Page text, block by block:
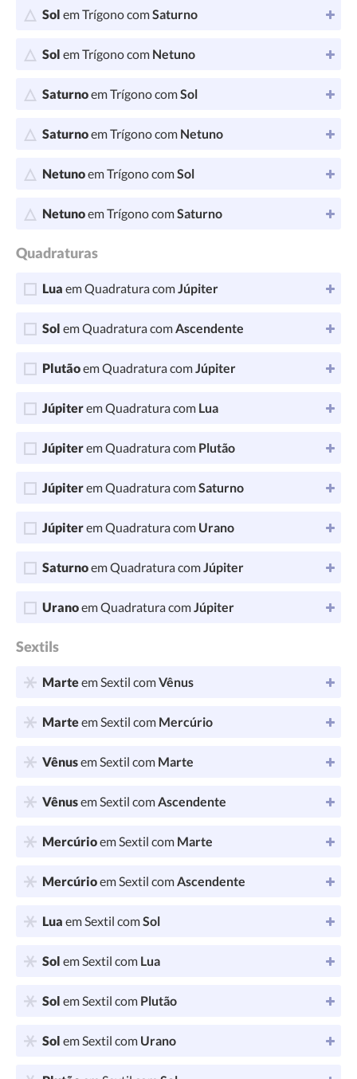
Sol em Trígono comSaturno
Sol em Trígono com Netuno
Saturnoem Trígono comSol
Saturnoem Trígono com Netuno
Netunoem Trígono comSol
Netunoem Trígono comSaturno
Quadraturas
Lua em Quadratura comJúpiter
Sol em Quadratura comAscendente
Plutãoem Quadratura comJúpiter
Júpiterem Quadratura com Lua
Júpiterem Quadratura com Plutão
Júpiterem Quadratura comSaturno
Júpiterem Quadratura com Urano
Saturnoem Quadratura comJúpiter
Uranoem Quadratura comJúpiter
Sextils
Marteem Sextil comVênus
Marteem Sextil com Mercúrio
Vênusem Sextil com Marte
Vênusem Sextil comAscendente
Mercúrioem Sextil com Marte
Mercúrioem Sextil comAscendente
Lua em Sextil comSol
Sol em Sextil com Lua
Sol em Sextil com Plutão
Sol em Sextil com Urano